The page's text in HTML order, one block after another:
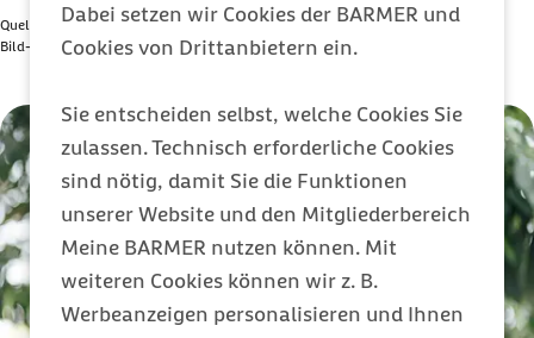
Dabei setzen wir Cookies der BARMER und
Cookies von Drittanbietern ein.
Sie entscheiden selbst, welche Cookies Sie
zulassen. Technisch erforderliche Cookies
sind nötig, damit Sie die Funktionen
unserer Website und den Mitgliederbereich
Meine BARMER nutzen können. Mit
weiteren Cookies können wir z. B.
Werbeanzeigen personalisieren und Ihnen
Quelle: AdobeStock
Bild-Nummer: AdobeStock_261649247